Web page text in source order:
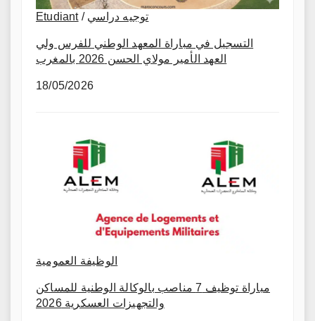
Etudiant/ توجيه دراسي
التسجيل في مباراة المعهد الوطني للفرس ولي
العهد الأمير مولاي الحسن 2026 بالمغرب
18/05/2026
الوظيفة العمومية
مباراة توظيف 7 مناصب بالوكالة الوطنية للمساكن
والتجهيزات العسكرية 2026